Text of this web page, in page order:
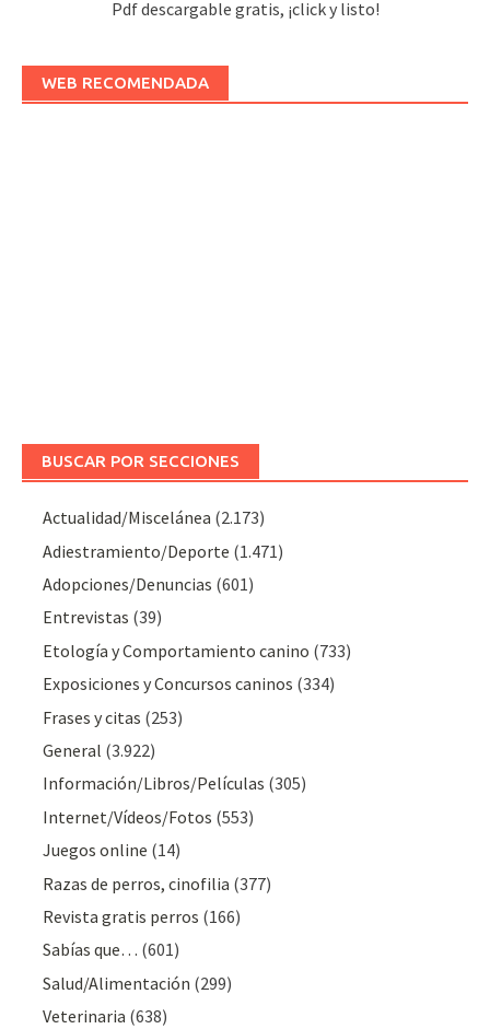
Pdf descargable gratis, ¡click y listo!
WEB RECOMENDADA
BUSCAR POR SECCIONES
Actualidad/Miscelánea (2.173)
Adiestramiento/Deporte (1.471)
Adopciones/Denuncias (601)
Entrevistas (39)
Etología y Comportamiento canino (733)
Exposiciones y Concursos caninos (334)
Frases y citas (253)
General (3.922)
Información/Libros/Películas (305)
Internet/Vídeos/Fotos (553)
Juegos online (14)
Razas de perros, cinofilia (377)
Revista gratis perros (166)
Sabías que… (601)
Salud/Alimentación (299)
Veterinaria (638)